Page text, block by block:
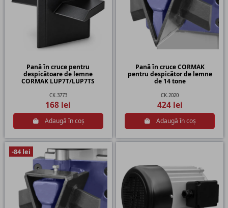
Pană în cruce pentru
despicătoare de lemne
CORMAK LUP7T/LUP7TS
CK.3773
168 lei
Adaugă în coș
Pană în cruce CORMAK
pentru despicător de lemne
de 14 tone
CK.2020
424 lei
Adaugă în coș
-84 lei